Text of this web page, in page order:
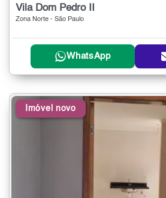
Vila Dom Pedro II
Zona Norte - São Paulo
WhatsApp
Imóvel novo